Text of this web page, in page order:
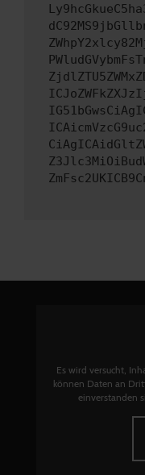
Es wird versucht,
können Daten an
einverstanden